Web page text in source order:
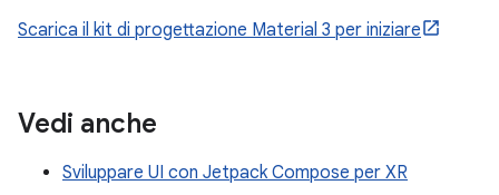
Scarica il kit di progettazione Material 3 per iniziare
Vedi anche
Sviluppare UI con Jetpack Compose per XR